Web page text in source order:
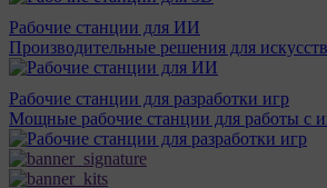
Рабочие станции для ИИ
Производительные решения для
Рабочие станции для разработки игр
Мощные рабочие станции для работы с